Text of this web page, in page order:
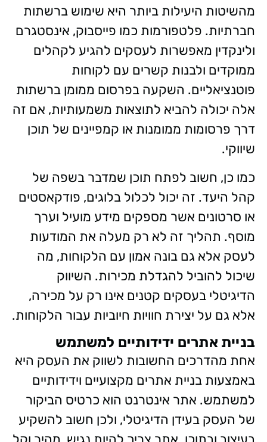
מהשיטות היעילות ביותר היא שימוש ברשתות
חברתיות. פלטפורמות כמו פייסבוק, אינסטגרם
ולינקדין מאפשרות לעסקים להגיע לקהלים
ממוקדים ולבנות קשרים עם לקוחות
פוטנציאליים. השקעה בפרסום ממומן ברשתות
אלה יכולה להביא לתוצאות משמעותיות, אם זה
דרך פרסומות ממומנות או קמפיינים של תוכן
שיווקי.
כמו כן, חשוב לפתח תוכן שמדבר בשפה של
קהל היעד. זה יכול לכלול בלוגים, פודקאסטים
או סרטונים אשר מספקים מידע מועיל וערך
מוסף. תהליך זה לא רק מעלה את המודעות
לעסק אלא גם בונה אמון עם הלקוחות, מה
שיכול להוביל להגדלת מכירות. השיווק
הדיגיטלי בעסקים קטנים אינו רק על מכירה,
אלא גם על יצירת חוויות חיוביות עבור הלקוחות.
בניית אתרים ידידותיים למשתמש
אחת מהדרכים החשובות לשווק את העסק היא
באמצעות בניית אתרים מקצועיים וידידותיים
למשתמש. אתר אינטרנט הוא כרטיס הביקור
של העסק בעידן הדיגיטלי, ולכן חשוב להשקיע